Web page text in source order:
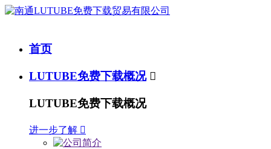
首页
LUTUBE免费下载概况 
LUTUBE免费下载概况
进一步了解 